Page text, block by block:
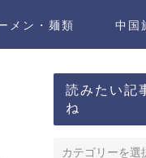
メン・麺類 中国
読みたい記
ね